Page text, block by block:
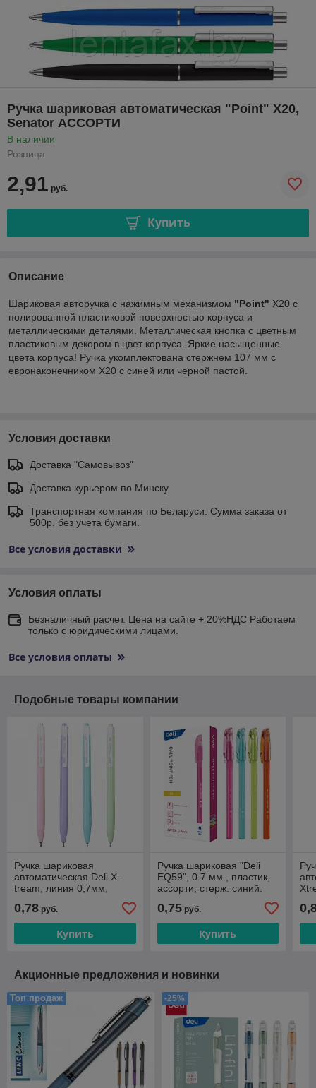
Ручка шариковая автоматическая "Point" X20,
Senator АССОРТИ
В наличии
Розница
2,91 руб.
Купить
Описание
Шариковая авторучка с нажимным механизмом "Point" X20 с
полированной пластиковой поверхностью корпуса и
металлическими деталями. Металлическая кнопка с цветным
пластиковым декором в цвет корпуса. Яркие насыщенные
цвета корпуса! Ручка укомплектована стержнем 107 мм с
евронаконечником X20 с синей или черной пастой.
Условия доставки
Доставка "Самовывоз"
Доставка курьером по Минску
Транспортная компания по Беларуси. Сумма заказа от
500р. без учета бумаги.
Все условия доставки
Условия оплаты
Безналичный расчет. Цена на сайте + 20%НДС Работаем
только с юридическими лицами.
Все условия оплаты
Подобные товары компании
Ручка шариковая
автоматическая Deli X-
tream, линия 0,7мм,
ассорти
0,78 руб.
Купить
Ручка шариковая "Deli
EQ59", 0.7 мм., пластик,
ассорти, стерж. синий.
Цена указана без учета
НДС 20%
0,75руб.
Купить
Акционные предложения и новинки
Топ продаж -25%